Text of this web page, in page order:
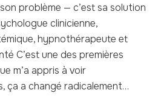
problème — c’est sa solution
clinicienne,
hypnothérapeute et
C’est une des premières
m’a appris à voir
ça a changé radicalement…